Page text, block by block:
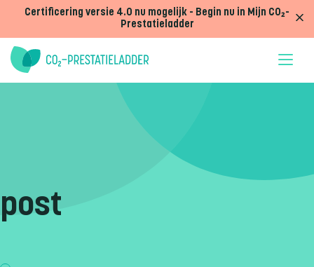
Certificering versie 4.0 nu mogelijk - Begin nu in Mijn CO₂-
Prestatieladder
post